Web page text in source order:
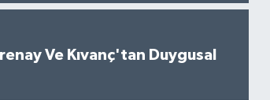
Ve Kıvanç'tan Duygusal